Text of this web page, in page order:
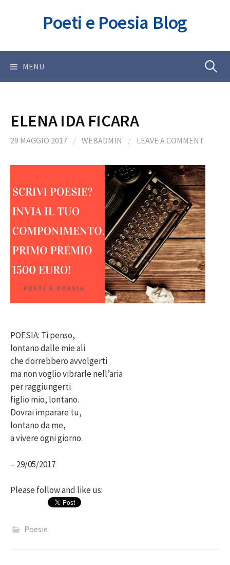
Poeti e Poesia Blog
MENU Ricerca
ELENA IDA FICARA
29 MAGGIO 2017 / WEBADMIN / LEAVE A COMMENT
POESIA: Ti penso,
lontano dalle mie ali
che dorrebbero avvolgerti
ma non voglio vibrarle nell’aria
per raggiungerti
figlio mio, lontano.
Dovrai imparare tu,
lontano da me,
a vivere ogni giorno.
– 29/05/2017
Please follow and like us:
Poesie